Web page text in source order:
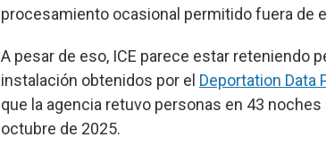
procesamiento ocasional permitido fuera de
A pesar de eso, ICE parece estar reteniendo
instalación obtenidos por el Deportation Data
que la agencia retuvo personas en 43
octubre de 2025.